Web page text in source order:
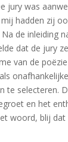
jury was
hadden zij
de inleiding
dat de jury
van de
te selecteren.
en het
woord, blij